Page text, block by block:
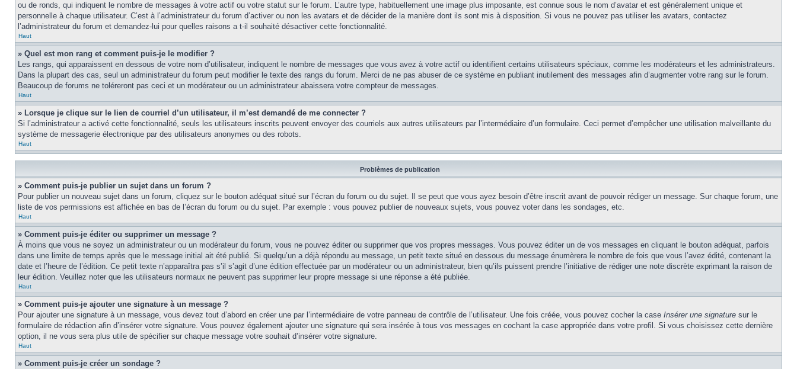
ou de ronds, qui indiquent le nombre de messages à votre actif ou votre statut sur le forum. L’autre type, habituellement une image plus imposante, est connue sous le nom d’avatar et est généralement unique et
personnelle à chaque utilisateur. C’est à l’administrateur du forum d’activer ou non les avatars et de décider de la manière dont ils sont mis à disposition. Si vous ne pouvez pas utiliser les avatars, contactez
l’administrateur du forum et demandez-lui pour quelles raisons a t-il souhaité désactiver cette fonctionnalité.
Haut
» Quel est mon rang et comment puis-je le modifier ?
Les rangs, qui apparaissent en dessous de votre nom d’utilisateur, indiquent le nombre de messages que vous avez à votre actif ou identifient certains utilisateurs spéciaux, comme les modérateurs et les administrateurs.
Dans la plupart des cas, seul un administrateur du forum peut modifier le texte des rangs du forum. Merci de ne pas abuser de ce système en publiant inutilement des messages afin d’augmenter votre rang sur le forum.
Beaucoup de forums ne toléreront pas ceci et un modérateur ou un administrateur abaissera votre compteur de messages.
Haut
» Lorsque je clique sur le lien de courriel d’un utilisateur, il m’est demandé de me connecter ?
Si l’administrateur a activé cette fonctionnalité, seuls les utilisateurs inscrits peuvent envoyer des courriels aux autres utilisateurs par l’intermédiaire d’un formulaire. Ceci permet d’empêcher une utilisation malveillante du
système de messagerie électronique par des utilisateurs anonymes ou des robots.
Haut
Problèmes de publication
» Comment puis-je publier un sujet dans un forum ?
Pour publier un nouveau sujet dans un forum, cliquez sur le bouton adéquat situé sur l’écran du forum ou du sujet. Il se peut que vous ayez besoin d’être inscrit avant de pouvoir rédiger un message. Sur chaque forum, une
liste de vos permissions est affichée en bas de l’écran du forum ou du sujet. Par exemple : vous pouvez publier de nouveaux sujets, vous pouvez voter dans les sondages, etc.
Haut
» Comment puis-je éditer ou supprimer un message ?
À moins que vous ne soyez un administrateur ou un modérateur du forum, vous ne pouvez éditer ou supprimer que vos propres messages. Vous pouvez éditer un de vos messages en cliquant le bouton adéquat, parfois
dans une limite de temps après que le message initial ait été publié. Si quelqu’un a déjà répondu au message, un petit texte situé en dessous du message énumèrera le nombre de fois que vous l’avez édité, contenant la
date et l’heure de l’édition. Ce petit texte n’apparaîtra pas s’il s’agit d’une édition effectuée par un modérateur ou un administrateur, bien qu’ils puissent prendre l’initiative de rédiger une note discrète exprimant la raison de
leur édition. Veuillez noter que les utilisateurs normaux ne peuvent pas supprimer leur propre message si une réponse a été publiée.
Haut
» Comment puis-je ajouter une signature à un message ?
Pour ajouter une signature à un message, vous devez tout d’abord en créer une par l’intermédiaire de votre panneau de contrôle de l’utilisateur. Une fois créée, vous pouvez cocher la case Insérer une signature sur le
formulaire de rédaction afin d’insérer votre signature. Vous pouvez également ajouter une signature qui sera insérée à tous vos messages en cochant la case appropriée dans votre profil. Si vous choisissez cette dernière
option, il ne vous sera plus utile de spécifier sur chaque message votre souhait d’insérer votre signature.
Haut
» Comment puis-je créer un sondage ?